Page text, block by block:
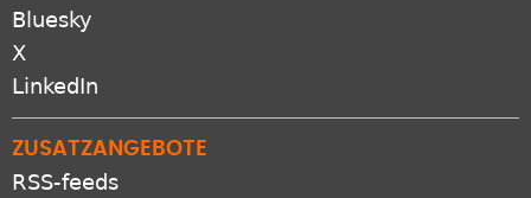
Bluesky
X
LinkedIn
ZUSATZANGEBOTE
RSS-feeds